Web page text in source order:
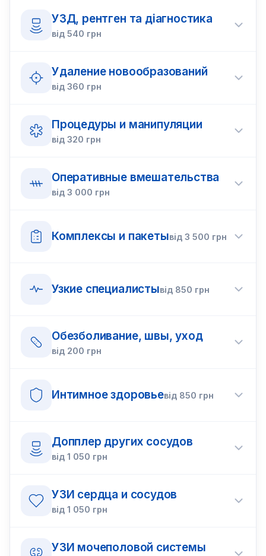
УЗД, рентген та діагностика
від 540 грн
Удаление новообразований
від 360 грн
Процедуры и манипуляции
від 320 грн
Оперативные вмешательства
від 3 000 грн
Комплексы и пакетывід 3 500 грн
Узкие специалистывід 850 грн
Обезболивание, швы, уход
від 200 грн
Интимное здоровьевід 850 грн
Допплер других сосудов
від 1 050 грн
УЗИ сердца и сосудов
від 1 050 грн
УЗИ мочеполовой системы